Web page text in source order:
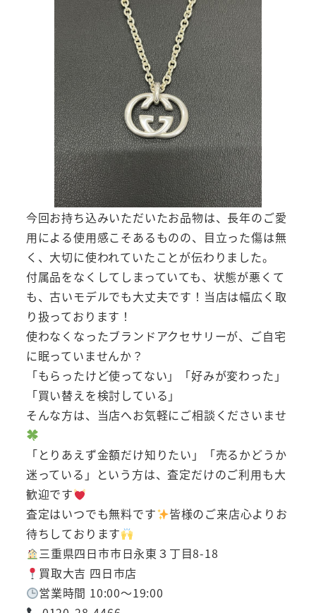
今回お持ち込みいただいたお品物は、長年のご愛
用による使用感こそあるものの、目立った傷は無
く、大切に使われていたことが伝わりました。
付属品をなくしてしまっていても、状態が悪くて
も、古いモデルでも大丈夫です！当店は幅広く取
り扱っております！
使わなくなったブランドアクセサリーが、ご自宅
に眠っていませんか？
「もらったけど使ってない」「好みが変わった」
「買い替えを検討している」
そんな方は、当店へお気軽にご相談くださいませ
「とりあえず金額だけ知りたい」「売るかどうか
迷っている」という方は、査定だけのご利用も大
歓迎です
査定はいつでも無料です
皆様のご来店心よりお
待ちしております
三重県四日市市日永東３丁目8-18
買取大吉 四日市店
営業時間 10:00～19:00